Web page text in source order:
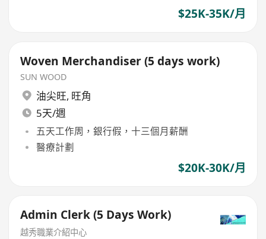
$25K-35K/月
Woven Merchandiser (5 days work)
SUN WOOD
油尖旺, 旺角
5天/週
五天工作周，銀行假，十三個月薪酬
醫療計劃
$20K-30K/月
Admin Clerk (5 Days Work)
越秀職業介紹中心